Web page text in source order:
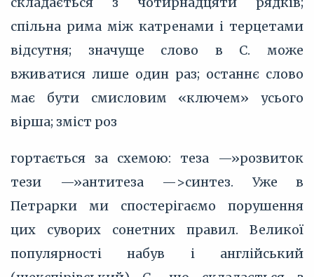
спільна рима між катренами і терцетами
відсутня; значуще слово в С. може
вживатися лише один раз; останнє слово
має бути смисловим «ключем» усього
вірша; зміст роз
гортається за схемою: теза —»розвиток
тези —»антитеза —>синтез. Уже в
Петрарки ми спостерігаємо порушення
цих суворих сонетних правил. Великої
популярності набув і англійський